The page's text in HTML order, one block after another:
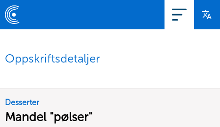
Oppskriftsdetaljer
Desserter
Mandel "pølser"